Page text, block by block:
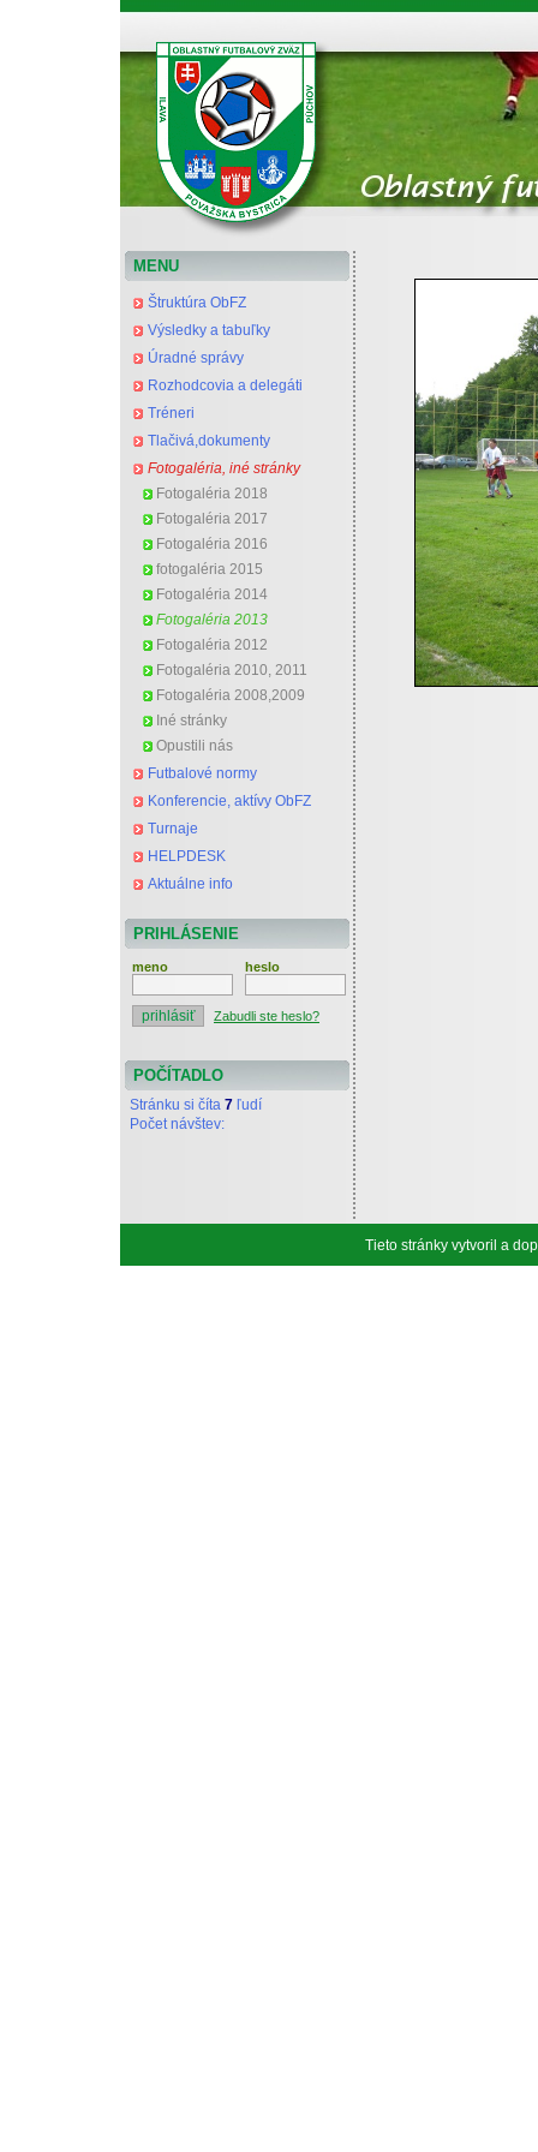
MENU
Štruktúra ObFZ
Výsledky a tabuľky
Úradné správy
Rozhodcovia a delegáti
Tréneri
Tlačivá,dokumenty
Fotogaléria, iné stránky
Fotogaléria 2018
Fotogaléria 2017
Fotogaléria 2016
fotogaléria 2015
Fotogaléria 2014
Fotogaléria 2013
Fotogaléria 2012
Fotogaléria 2010, 2011
Fotogaléria 2008,2009
Iné stránky
Opustili nás
Futbalové normy
Konferencie, aktívy ObFZ
Turnaje
HELPDESK
Aktuálne info
PRIHLÁSENIE
meno heslo
Zabudli ste heslo?
POČÍTADLO
Stránku si číta 7 ľudí
Počet návštev:
Tieto stránky vytvoril a